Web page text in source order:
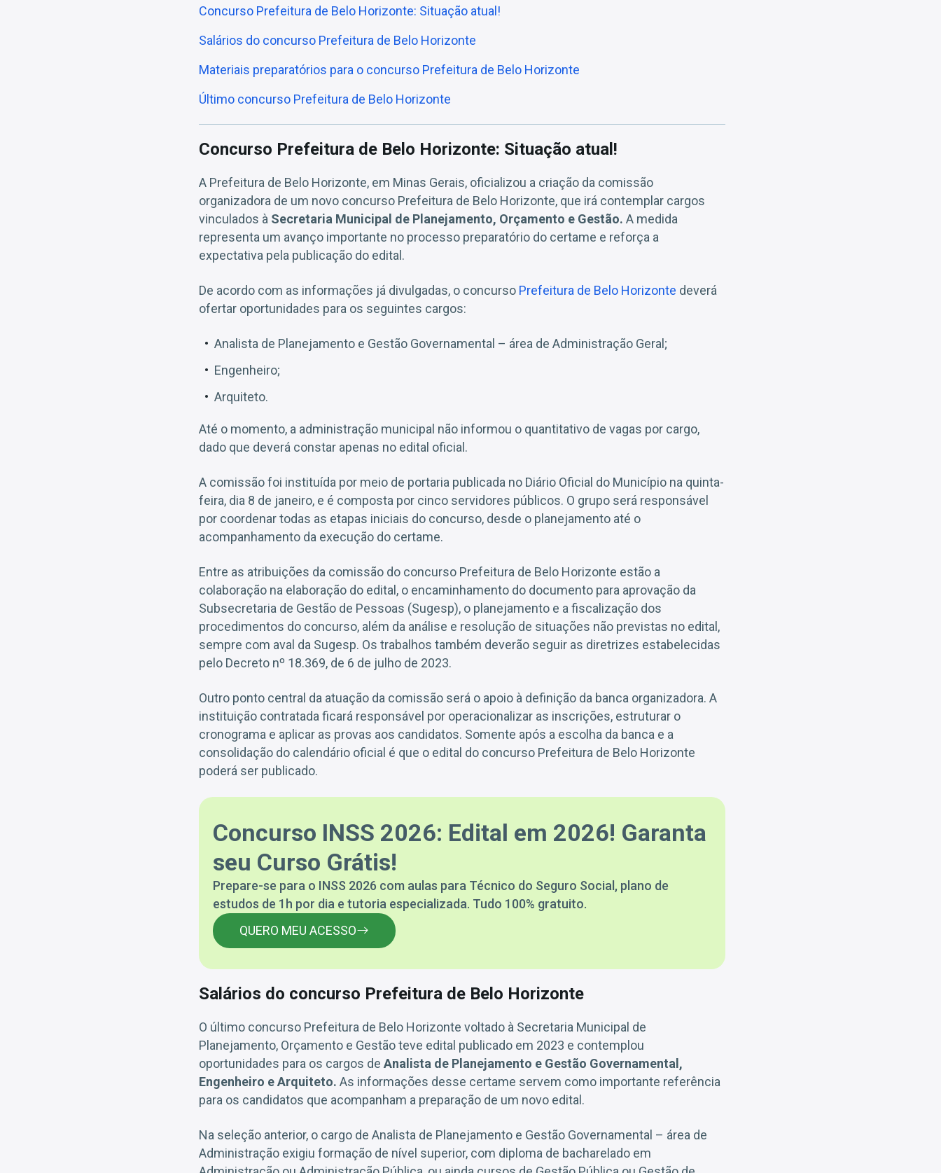
Concurso Prefeitura de Belo Horizonte: Situação atual!
Salários do concurso Prefeitura de Belo Horizonte
Materiais preparatórios para o concurso Prefeitura de Belo Horizonte
Último concurso Prefeitura de Belo Horizonte
Concurso Prefeitura de Belo Horizonte: Situação atual!
A Prefeitura de Belo Horizonte, em Minas Gerais, oficializou a criação da comissão
organizadora de um novo concurso Prefeitura de Belo Horizonte, que irá contemplar cargos
vinculados à Secretaria Municipal de Planejamento, Orçamento e Gestão. A medida
representa um avanço importante no processo preparatório do certame e reforça a
expectativa pela publicação do edital.
De acordo com as informações já divulgadas, o concurso Prefeitura de Belo Horizonte deverá
ofertar oportunidades para os seguintes cargos:
Analista de Planejamento e Gestão Governamental – área de Administração Geral;
Engenheiro;
Arquiteto.
Até o momento, a administração municipal não informou o quantitativo de vagas por cargo,
dado que deverá constar apenas no edital oficial.
A comissão foi instituída por meio de portaria publicada no Diário Oficial do Município na quinta-
feira, dia 8 de janeiro, e é composta por cinco servidores públicos. O grupo será responsável
por coordenar todas as etapas iniciais do concurso, desde o planejamento até o
acompanhamento da execução do certame.
Entre as atribuições da comissão do concurso Prefeitura de Belo Horizonte estão a
colaboração na elaboração do edital, o encaminhamento do documento para aprovação da
Subsecretaria de Gestão de Pessoas (Sugesp), o planejamento e a fiscalização dos
procedimentos do concurso, além da análise e resolução de situações não previstas no edital,
sempre com aval da Sugesp. Os trabalhos também deverão seguir as diretrizes estabelecidas
pelo Decreto nº 18.369, de 6 de julho de 2023.
Outro ponto central da atuação da comissão será o apoio à definição da banca organizadora. A
instituição contratada ficará responsável por operacionalizar as inscrições, estruturar o
cronograma e aplicar as provas aos candidatos. Somente após a escolha da banca e a
consolidação do calendário oficial é que o edital do concurso Prefeitura de Belo Horizonte
poderá ser publicado.
Concurso INSS 2026: Edital em 2026! Garanta
seu Curso Grátis!
Prepare-se para o INSS 2026 com aulas para Técnico do Seguro Social, plano de
estudos de 1h por dia e tutoria especializada. Tudo 100% gratuito.
QUERO MEU ACESSO
Salários do concurso Prefeitura de Belo Horizonte
O último concurso Prefeitura de Belo Horizonte voltado à Secretaria Municipal de
Planejamento, Orçamento e Gestão teve edital publicado em 2023 e contemplou
oportunidades para os cargos de Analista de Planejamento e Gestão Governamental,
Engenheiro e Arquiteto. As informações desse certame servem como importante referência
para os candidatos que acompanham a preparação de um novo edital.
Na seleção anterior, o cargo de Analista de Planejamento e Gestão Governamental – área de
Administração exigiu formação de nível superior, com diploma de bacharelado em